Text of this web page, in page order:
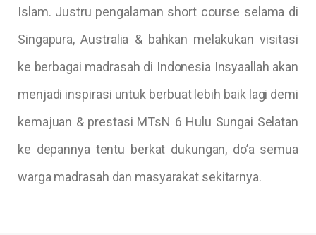
Islam. Justru pengalaman short course selama di
Singapura, Australia & bahkan melakukan visitasi
ke berbagai madrasah di Indonesia Insyaallah akan
menjadi inspirasi untuk berbuat lebih baik lagi demi
kemajuan & prestasi MTsN 6 Hulu Sungai Selatan
ke depannya tentu berkat dukungan, do’a semua
warga madrasah dan masyarakat sekitarnya.